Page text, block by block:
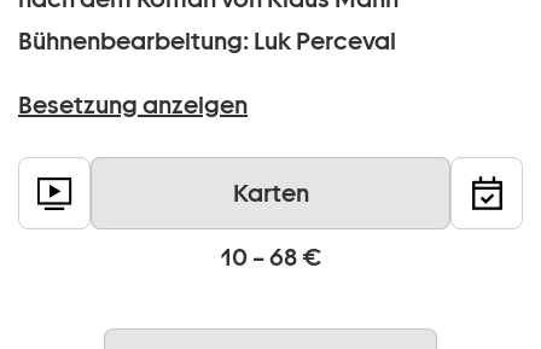
Bühnenbearbeitung: Luk Perceval
Besetzung anzeigen
Karten
10 – 68 €